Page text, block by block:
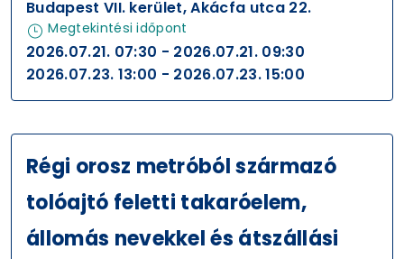
Budapest VII. kerület, Akácfa utca 22.
Megtekintési időpont
2026.07.21. 07:30 - 2026.07.21. 09:30
2026.07.23. 13:00 - 2026.07.23. 15:00
Régi orosz metróból származó
tolóajtó feletti takaróelem,
állomás nevekkel és átszállási